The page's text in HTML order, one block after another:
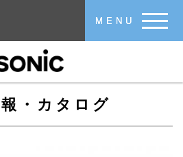
MENU
・カタログ